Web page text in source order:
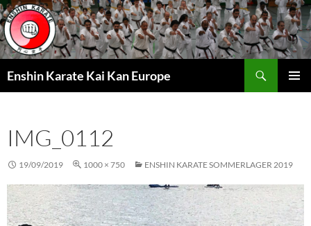
Zum
Inhalt
springen
Enshin Karate Kai Kan Europe
IMG_0112
19/09/2019 1000 × 750 ENSHIN KARATE SOMMERLAGER 2019